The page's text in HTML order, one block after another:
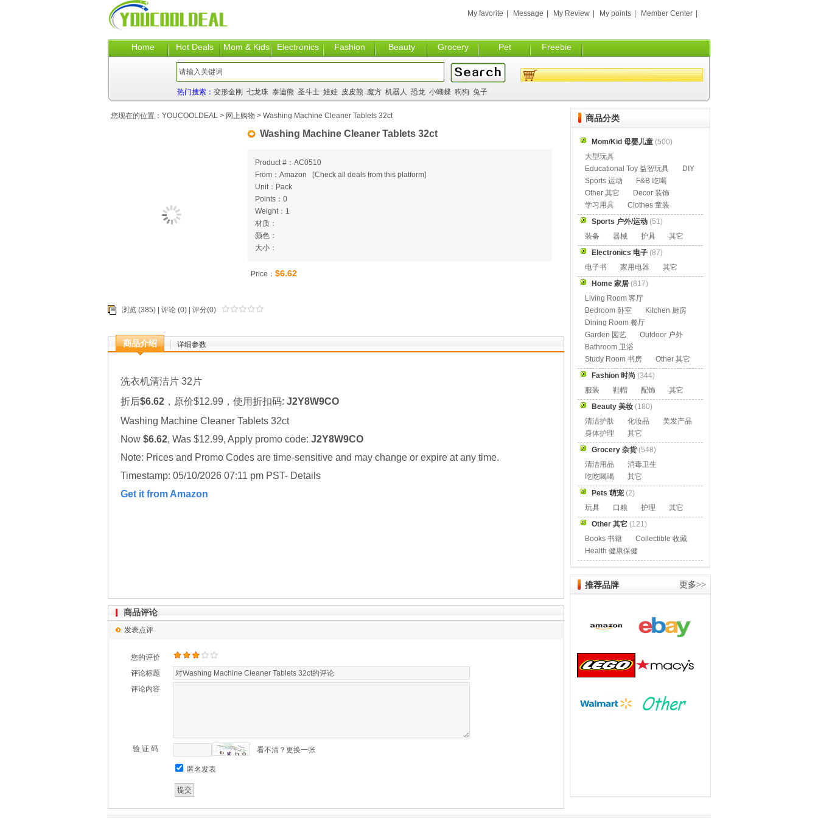
Home Hot Deals Mom & Kids Electronics Fashion Beauty Grocery Pet Freebie
My favorite Message My Review My points Member Center
热门搜索： 变形金刚 七龙珠 泰迪熊 圣斗士 娃娃 皮皮熊 魔方 机器人 恐龙 小蝴蝶 狗狗 兔子
Washing Machine Cleaner Tablets 32ct
Product #：AC0510
From：Amazon
[Check all deals from this platform]
Unit：Pack
Points：0
Weight：1
材质：
颜色：
大小：
Price： $6.62
浏览 (385) | 评论 (0) | 评分(0)
商品介绍 详细参数
洗衣机清洁片 32片
折后$6.62 ，原价$12.99，使用折扣码: J2Y8W9CO
Washing Machine Cleaner Tablets 32ct
Now $6.62, Was $12.99, Apply promo code: J2Y8W9CO
Note: Prices and Promo Codes are time-sensitive and may change or expire at any time.
Timestamp: 05/10/2026 07:11 pm PST- Details
Get it from Amazon
您现在的位置： YOUCOOLDEAL > 网上购物 > Washing Machine Cleaner Tablets 32ct
商品评论
发表点评
您的评价
评论标题
评论内容
验 证 码 看不清？更换一张
匿名发表
商品分类
Mom/Kid 母婴儿童 (500)
大型玩具
Educational Toy 益智玩具
DIY
Sports 运动
F&B 吃喝
Other 其它
Decor 装饰
学习用具
Clothes 童装
Sports 户外/运动 (51)
装备
器械 护具
其它
Electronics 电子 (87)
电子书
家用电器
其它
Home 家居 (817)
Living Room 客厅
Bedroom 卧室
Kitchen 厨房
Dining Room 餐厅
Garden 园艺
Outdoor 户外
Bathroom 卫浴
Study Room 书房
Other 其它
Fashion 时尚 (344)
服装
鞋帽 配饰
其它
Beauty 美妆 (180)
清洁护肤
化妆品
美发产品
身体护理
其它
Grocery 杂货(548)
清洁用品
消毒卫生
吃吃喝喝
其它
Pets 萌宠 (2)
玩具
口粮 护理
其它
Other 其它 (121)
Books 书籍
Collectible 收藏
Health 健康保健
推荐品牌 更多>>